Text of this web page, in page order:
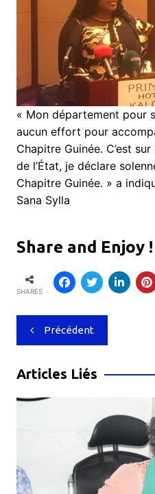
« Mon département pour
aucun effort pour
Chapitre Guinée. C’est
de l’État, je déclare
Chapitre Guinée. » a
Sana Sylla
Share and Enjoy !
SHARES
Navigation
de
l’article
Précédent
Articles Liés